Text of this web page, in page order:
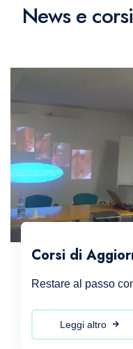
News e
Corsi di
Restare al passo
Leggi altro